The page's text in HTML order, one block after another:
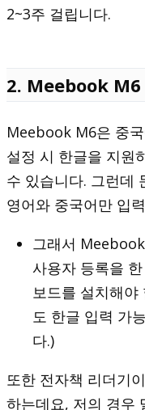
2~3주 걸립니다.
2. Meebook M6
Meebook M6은 중
설정 시 한글을 지원
수 있습니다. 그런데
영어와 중국어만 입
그래서
사용자 등록을
보드를 설치해
도 한글 입력 가
다.)
또한 전자책 리더기
하는데요, 저의 경우